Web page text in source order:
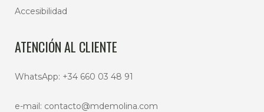
Accesibilidad
ATENCIÓN AL CLIENTE
WhatsApp: +34 660 03 48 91
e-mail: contacto@mdemolina.com